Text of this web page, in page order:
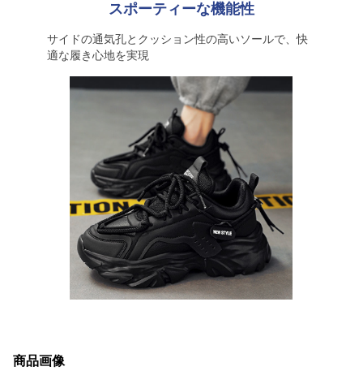
スポーティーな機能性
サイドの通気孔とクッション性の高いソールで、快
適な履き心地を実現
商品画像